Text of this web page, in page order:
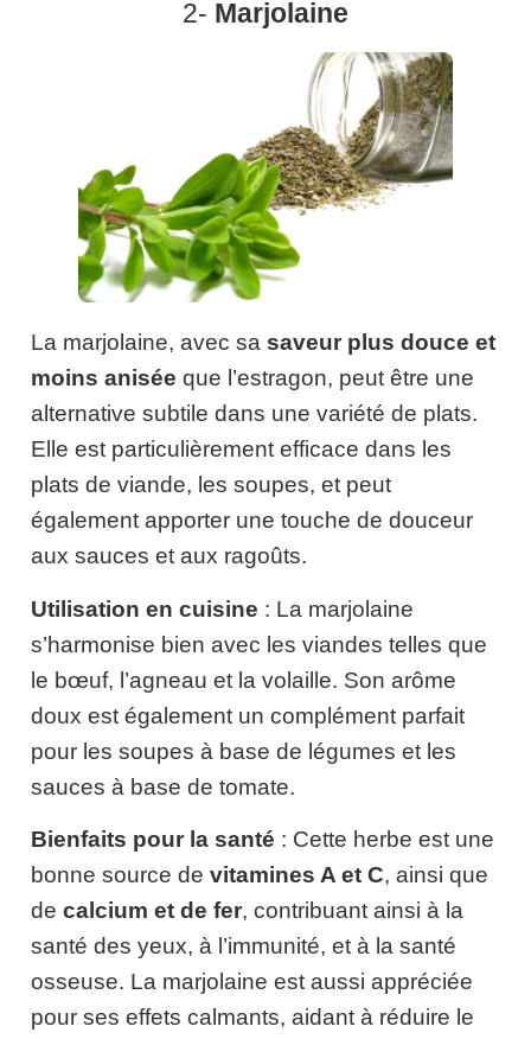
2- Marjolaine
La marjolaine, avec sa saveur plus douce et
moins anisée que l’estragon, peut être une
alternative subtile dans une variété de plats.
Elle est particulièrement efficace dans les
plats de viande, les soupes, et peut
également apporter une touche de douceur
aux sauces et aux ragoûts.
Utilisation en cuisine : La marjolaine
s’harmonise bien avec les viandes telles que
le bœuf, l’agneau et la volaille. Son arôme
doux est également un complément parfait
pour les soupes à base de légumes et les
sauces à base de tomate.
Bienfaits pour la santé : Cette herbe est une
bonne source de vitamines A et C, ainsi que
de calcium et de fer, contribuant ainsi à la
santé des yeux, à l’immunité, et à la santé
osseuse. La marjolaine est aussi appréciée
pour ses effets calmants, aidant à réduire le